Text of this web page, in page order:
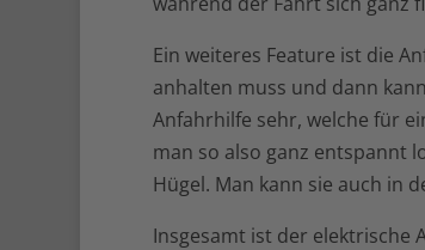
Ein weiteres Feature ist die
anhalten muss und dann
Anfahrhilfe sehr, welche für
man so also ganz entspannt
Hügel. Man kann sie auch in
Insgesamt ist der elektrische